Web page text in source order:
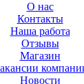
О нас
Контакты
Наша работа
Отзывы
Магазин
Новости